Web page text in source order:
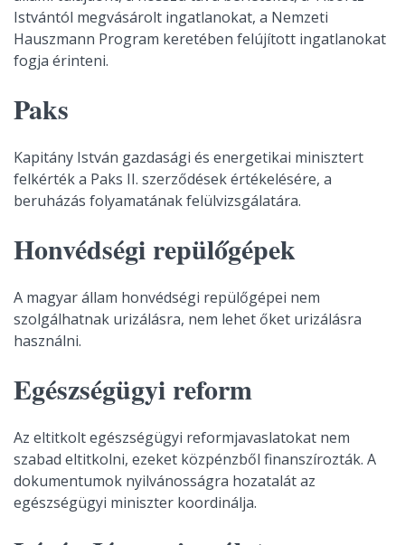
Istvántól megvásárolt ingatlanokat, a Nemzeti
Hauszmann Program keretében felújított ingatlanokat
fogja érinteni.
Paks
Kapitány István gazdasági és energetikai minisztert
felkérték a Paks II. szerződések értékelésére, a
beruházás folyamatának felülvizsgálatára.
Honvédségi repülőgépek
A magyar állam honvédségi repülőgépei nem
szolgálhatnak urizálásra, nem lehet őket urizálásra
használni.
Egészségügyi reform
Az eltitkolt egészségügyi reformjavaslatokat nem
szabad eltitkolni, ezeket közpénzből finanszírozták. A
dokumentumok nyilvánosságra hozatalát az
egészségügyi miniszter koordinálja.